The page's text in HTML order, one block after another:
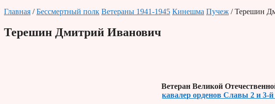
Главная /Бессмертный полк Ветераны 1941-1945 Кинешма Пучеж / Терешин
Терешин Дмитрий Иванович
Ветеран Великой
кавалер орденов Славы 2 и 3-й